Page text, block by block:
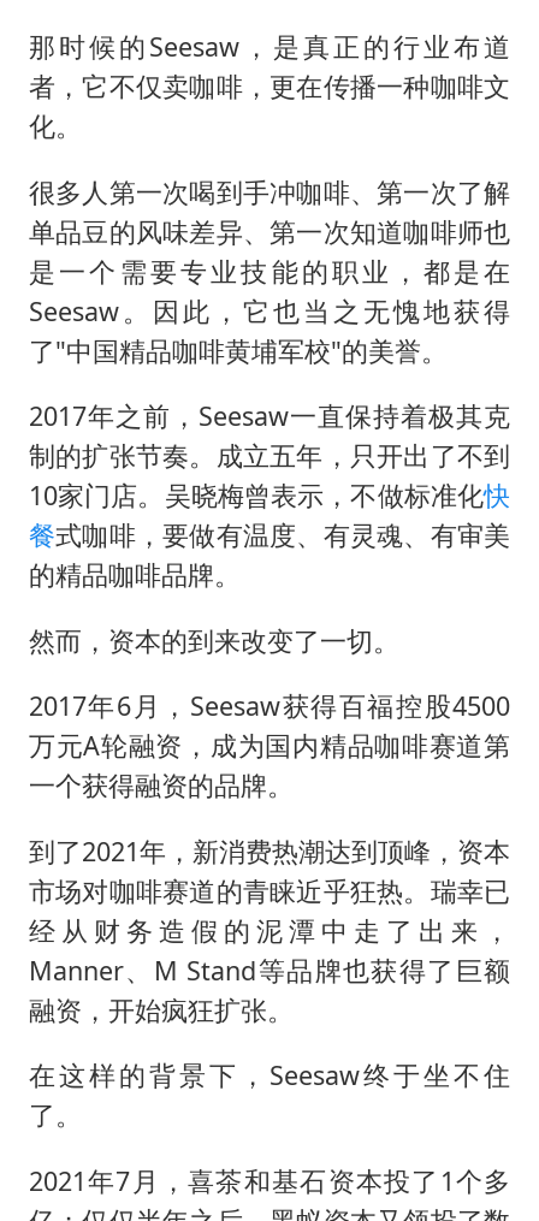
那时候的Seesaw，是真正的行业布道
者，它不仅卖咖啡，更在传播一种咖啡文
化。
很多人第一次喝到手冲咖啡、第一次了解
单品豆的风味差异、第一次知道咖啡师也
是一个需要专业技能的职业，都是在
Seesaw。因此，它也当之无愧地获得
了"中国精品咖啡黄埔军校"的美誉。
2017年之前，Seesaw一直保持着极其克
制的扩张节奏。成立五年，只开出了不到
10家门店。吴晓梅曾表示，不做标准化快
餐式咖啡，要做有温度、有灵魂、有审美
的精品咖啡品牌。
然而，资本的到来改变了一切。
2017年6月，Seesaw获得百福控股4500
万元A轮融资，成为国内精品咖啡赛道第
一个获得融资的品牌。
到了2021年，新消费热潮达到顶峰，资本
市场对咖啡赛道的青睐近乎狂热。瑞幸已
经从财务造假的泥潭中走了出来，
Manner、M Stand等品牌也获得了巨额
融资，开始疯狂扩张。
在这样的背景下，Seesaw终于坐不住
了。
2021年7月，喜茶和基石资本投了1个多